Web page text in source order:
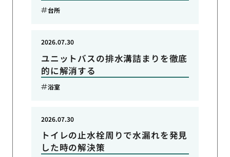
台所
ユニットバスの排水溝詰まりを徹底
的に解消する
2026.07.30
浴室
トイレの止水栓周りで水漏れを発見
した時の解決策
2026.07.30